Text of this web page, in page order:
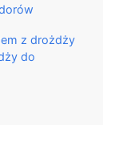
z drożdży
do